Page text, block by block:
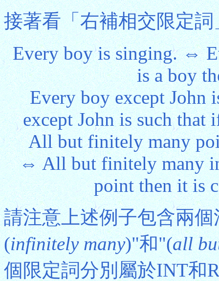
接著看「右補相交限定
Every boy is singing. ⇔
is a boy
Every boy except
except John is such that
All but finitely many
⇔ All but finitely many
point then it is
請注意上述例子包含兩
(infinitely many)"和"(all
個限定詞分別屬於INT和